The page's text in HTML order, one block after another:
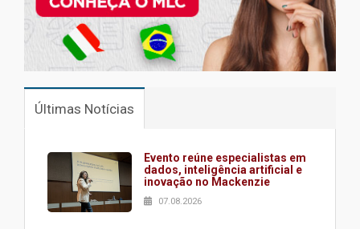
Últimas Notícias
Evento reúne especialistas em
dados, inteligência artificial e
inovação no Mackenzie
07.08.2026